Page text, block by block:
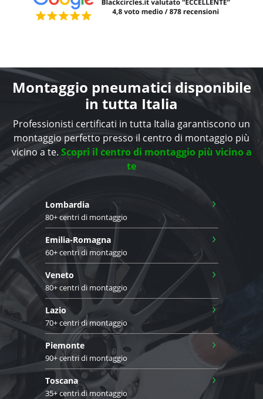
Montaggio pneumatici disponibile
in tutta Italia
Professionisti certificati in tutta Italia garantiscono un
montaggio perfetto presso il centro di montaggio più
vicino a te. Scopri il centro di montaggio più vicino a
te
Lombardia
80+ centri di montaggio
›
Emilia-Romagna
60+ centri di montaggio
›
Veneto
80+ centri di montaggio
›
Lazio
70+ centri di montaggio
›
Piemonte
90+ centri di montaggio
›
Toscana
35+ centri di montaggio
›